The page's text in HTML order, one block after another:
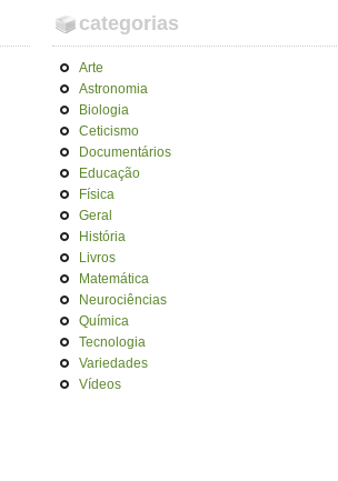
categorias
Arte
Astronomia
Biologia
Ceticismo
Documentários
Educação
Física
Geral
História
Livros
Matemática
Neurociências
Química
Tecnologia
Variedades
Vídeos